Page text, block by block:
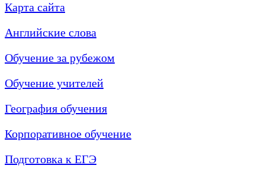
Карта сайта
Английские слова
Обучение за рубежом
Обучение учителей
География обучения
Корпоративное обучение
Подготовка к ЕГЭ